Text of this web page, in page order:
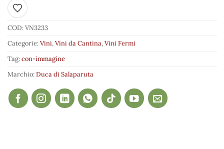
Aggiungi ai preferiti
COD:VN3233
Categorie:Vini,Vini da Cantina,Vini Fermi
Tag:con-immagine
Marchio:Duca di Salaparuta